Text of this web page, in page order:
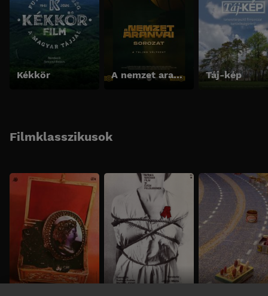
Kékkör A nemzet aranyai sorozat - A teljes változat Táj-kép
Filmklasszikusok